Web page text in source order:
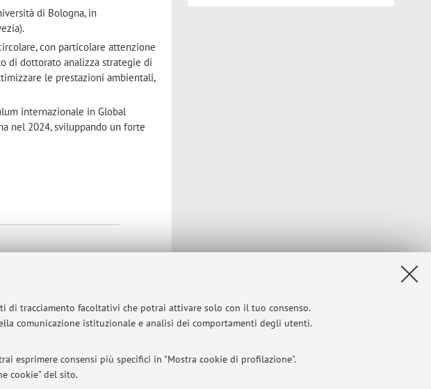
di tracciamento facoltativi che potrai attivare solo con il tuo consenso.
comunicazione istituzionale e analisi dei comportamenti degli utenti.
esprimere consensi più specifici in "Mostra cookie di profilazione".
cookie" del sito.
di Bologna, in
con particolare attenzione
di dottorato analizza strategie di
le prestazioni ambientali,
internazionale in Global
nel 2024, sviluppando un forte
- Partita IVA: 01131710376